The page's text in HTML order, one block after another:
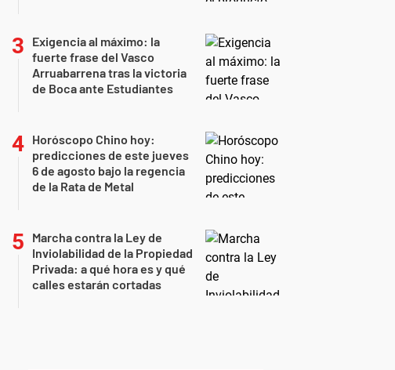
Exigencia al máximo: la
fuerte frase del Vasco
Arruabarrena tras la victoria
de Boca ante Estudiantes
Horóscopo Chino hoy:
predicciones de este jueves
6 de agosto bajo la regencia
de la Rata de Metal
Marcha contra la Ley de
Inviolabilidad de la Propiedad
Privada: a qué hora es y qué
calles estarán cortadas